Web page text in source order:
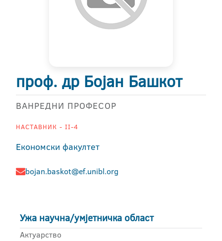
проф. др Бојан Башкот
ВАНРЕДНИ ПРОФЕСОР
НАСТАВНИК - II-4
Економски факултет
bojan.baskot@ef.unibl.org
Ужа научна/умјетничка област
Актуарство